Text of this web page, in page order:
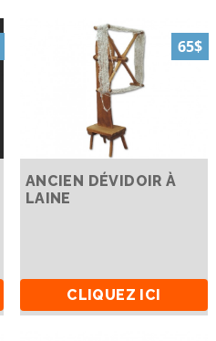
65$
ANCIEN DÉVIDOIR À
LAINE
CLIQUEZ ICI